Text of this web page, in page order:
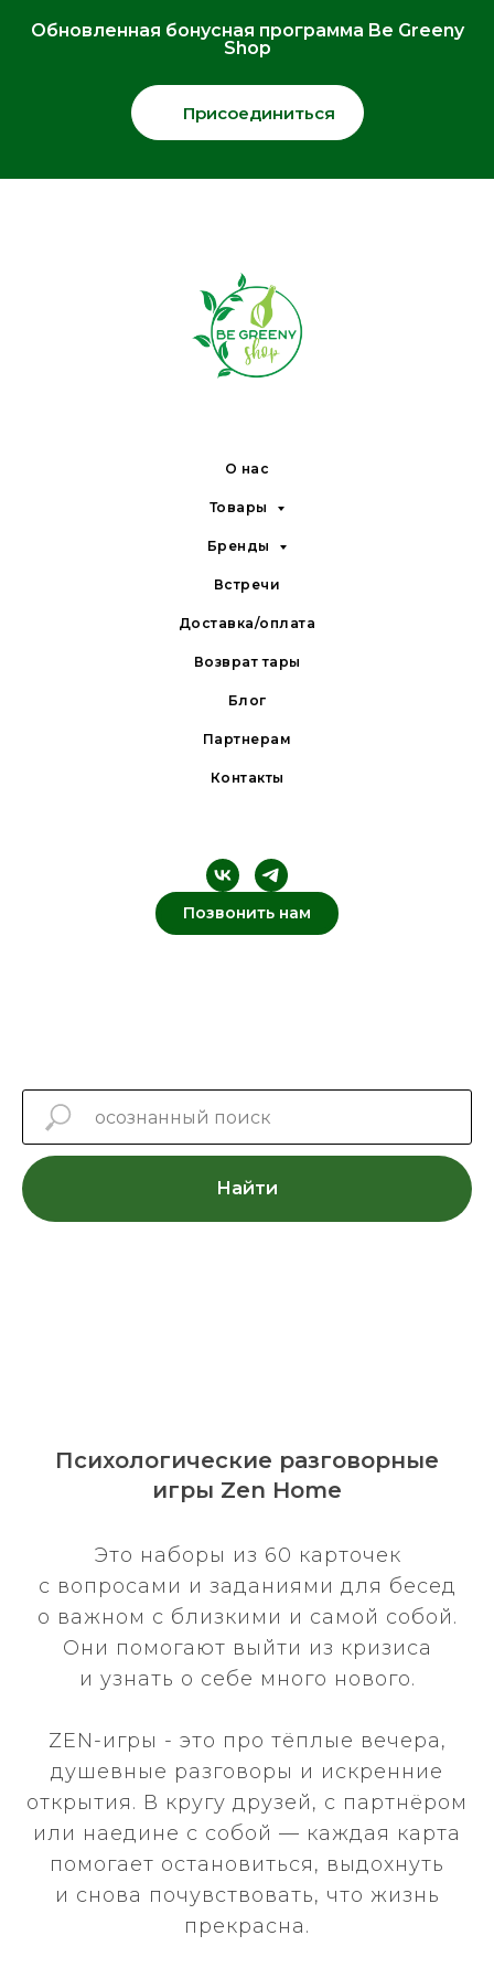
Обновленная бонусная программа Be Greeny
Shop
Присоединиться
О нас
Товары
Бренды
Встречи
Доставка/оплата
Возврат тары
Блог
Партнерам
Контакты
Позвонить нам
Найти
Психологические разговорные
игры Zen Home
Это наборы из 60 карточек
с вопросами и заданиями для бесед
о важном с близкими и самой собой.
Они помогают выйти из кризиса
и узнать о себе много нового.
ZEN-игры - это про тёплые вечера,
душевные разговоры и искренние
открытия. В кругу друзей, с партнёром
или наедине с собой — каждая карта
помогает остановиться, выдохнуть
и снова почувствовать, что жизнь
прекрасна.